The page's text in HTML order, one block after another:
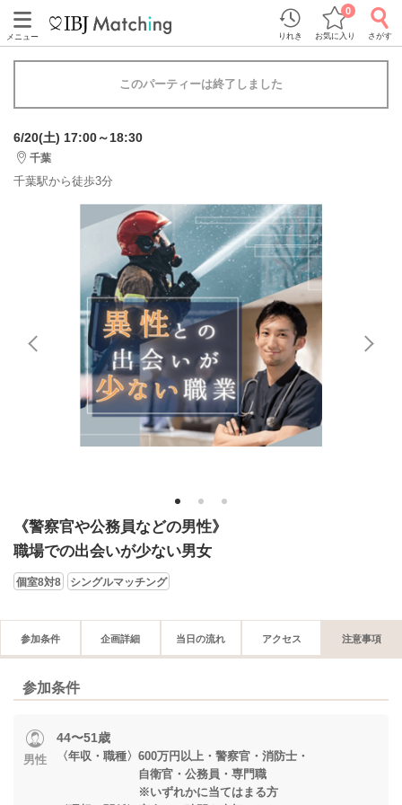
メニュー りれき お気に入り
0
さがす
このパーティーは終了しました
6/20(土) 17:00～18:30
千葉
千葉駅から徒歩3分
1 2 3
《警察官や公務員などの男性》
職場での出会いが少ない男女
個室8対8 シングルマッチング
参加条件 企画詳細 当日の流れ アクセス 注意事項
参加条件
男性
44〜51歳
〈年収・職種〉600万円以上・警察官・消防士・
自衛官・公務員・専門職
※いずれかに当てはまる方